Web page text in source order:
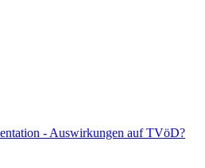
- Auswirkungen auf TVöD?